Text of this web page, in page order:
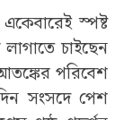
স্পষ্ট
চাইছেন
পরিবেশ
সংসদে পেশ